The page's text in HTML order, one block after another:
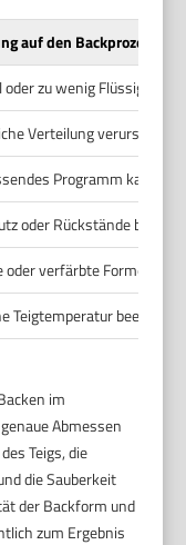
auf den Backprozess
oder zu wenig Flüssigkeit
Verteilung verursacht
Programm kann
oder Rückstände
oder verfärbte Formen
Teigtemperatur
im
Abmessen
Teigs, die
die Sauberkeit
der Backform und
zum Ergebnis